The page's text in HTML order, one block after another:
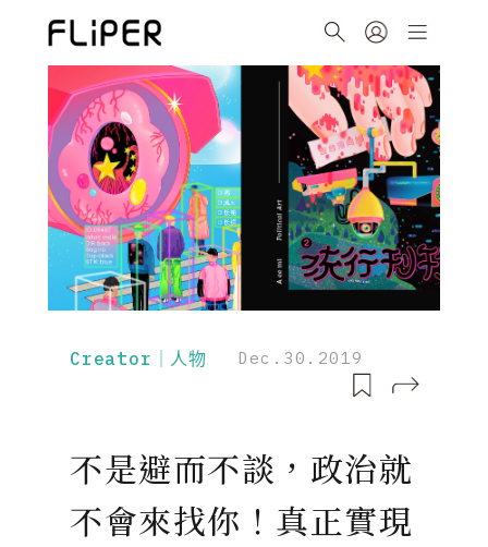
Creator｜人物 Dec.30.2019
不是避而不談，政治就
不會來找你！真正實現